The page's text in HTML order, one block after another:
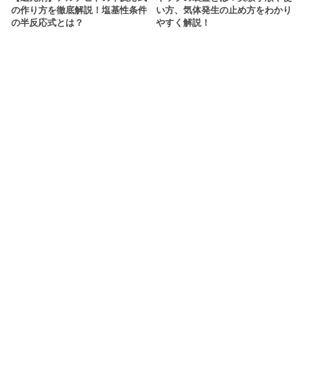
の作り方を徹底解説！塩基性条件
の半反応式とは？
い方、気体発生の止め方をわかり
やすく解説！